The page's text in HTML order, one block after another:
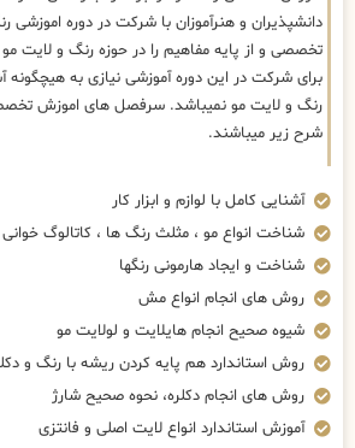
دانشپذیران و هنرآموزان با شرکت در دوره اموزشی
تخصصی و از پایه مفاهیم را در حوزه رنگ و لایت
برای شرکت در این دوره آموزشی نیازی به هیچگونه
رنگ و لایت مو نمیباشد. سرفصل های اموزش
شرح زیر میباشند.
آشنایی کامل با لوازم و ابزار کار
شناخت انواع مو ، مثلث رنگ ها ، کاتالوگ
شناخت و ایجاد هارمونی رنگها
روش های انجام انواع مش
شیوه صحیح انجام هایلایت و لولایت مو
روش استاندارد هم پایه کردن ریشه با رنگ و
روش های انجام دکلره، نحوه صحیح شارژ
آموزش استاندارد انواع لایت اصلی و فانتزی